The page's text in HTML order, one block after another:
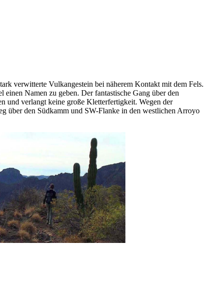
verwitterte Vulkangestein bei näherem Kontakt mit dem Fels.
Namen zu geben. Der fantastische Gang über den
und verlangt keine große Kletterfertigkeit. Wegen der
über den Südkamm und SW-Flanke in den westlichen Arroyo